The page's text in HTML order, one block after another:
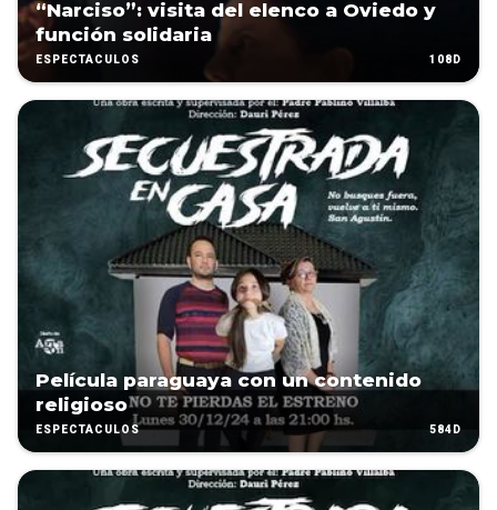
“Narciso”: visita del elenco a Oviedo y
función solidaria
ESPECTÁCULOS 108D
Película paraguaya con un contenido
religioso
ESPECTÁCULOS 584D